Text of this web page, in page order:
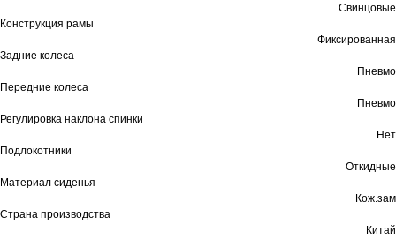
Свинцовые
Конструкция рамы
Фиксированная
Задние колеса
Пневмо
Передние колеса
Пневмо
Регулировка наклона спинки
Нет
Подлокотники
Откидные
Материал сиденья
Кож.зам
Страна производства
Китай